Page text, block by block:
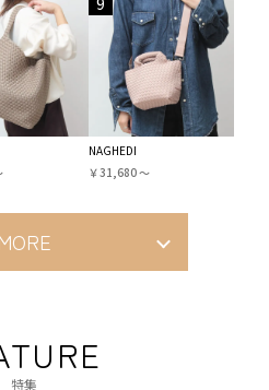
NAGHEDI
￥31,680 〜
MORE
特集